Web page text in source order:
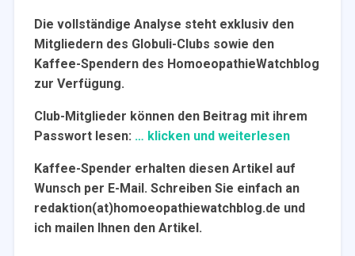
Die vollständige Analyse steht exklusiv den
Mitgliedern des Globuli-Clubs sowie den
Kaffee-Spendern des HomoeopathieWatchblog
zur Verfügung.
Club-Mitglieder können den Beitrag mit ihrem
Passwort lesen: … klicken und weiterlesen
Kaffee-Spender erhalten diesen Artikel auf
Wunsch per E-Mail. Schreiben Sie einfach an
redaktion(at)homoeopathiewatchblog.de und
ich mailen Ihnen den Artikel.